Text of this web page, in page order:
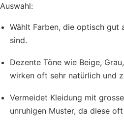
Auswahl:
Wählt Farben, die optisch gut
sind.
Dezente Töne wie Beige,
wirken oft sehr natürlich und
Vermeidet Kleidung mit
unruhigen Muster, da diese